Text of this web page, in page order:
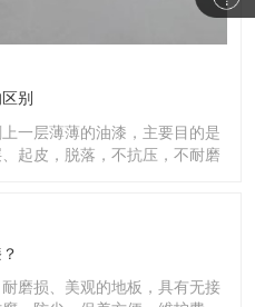
别
一层薄薄的油漆，主要目的是
起皮，脱落，不抗压，不耐磨
磨损、美观的地板，具有无接